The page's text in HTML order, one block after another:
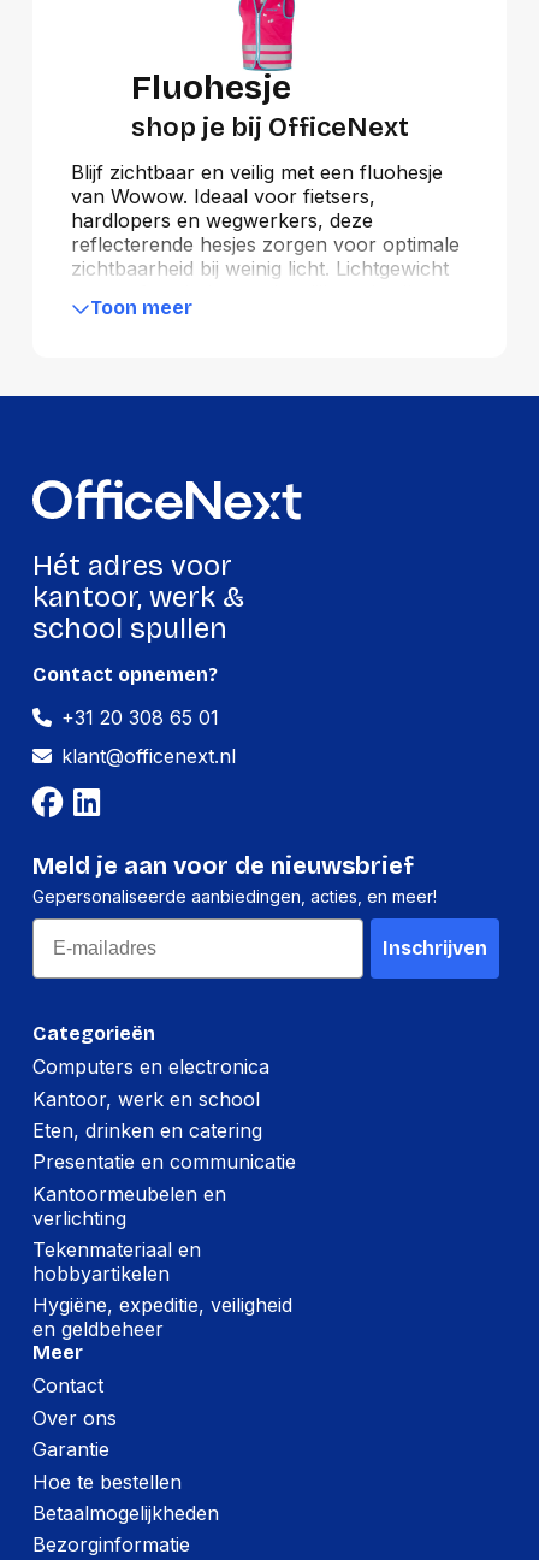
Fluohesje
shop je bij OfficeNext
Blijf zichtbaar en veilig met een fluohesje
van Wowow. Ideaal voor fietsers,
hardlopers en wegwerkers, deze
reflecterende hesjes zorgen voor optimale
zichtbaarheid bij weinig licht. Lichtgewicht
OfficeNext is het beste adres voor
Toon meer
Hét adres voor
kantoor, werk &
school spullen
Categorieën
Computers en electronica
Kantoor, werk en school
Eten, drinken en catering
Presentatie en communicatie
Kantoormeubelen en
verlichting
Tekenmateriaal en
hobbyartikelen
Hygiëne, expeditie, veiligheid
en geldbeheer
Meer
Contact
Over ons
Garantie
Hoe te bestellen
Betaalmogelijkheden
Bezorginformatie
Contact opnemen?
+31 20 308 65 01
klant@officenext.nl
Meld je aan voor de nieuwsbrief
Gepersonaliseerde aanbiedingen, acties, en meer!
Email
Inschrijven